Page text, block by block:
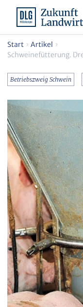
Start
Artikel
Schweinefütterung.
Betriebszweig Schwein